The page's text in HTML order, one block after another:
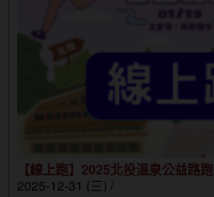
【線上跑】2025北投溫泉公益路跑
2025-12-31 (三) /